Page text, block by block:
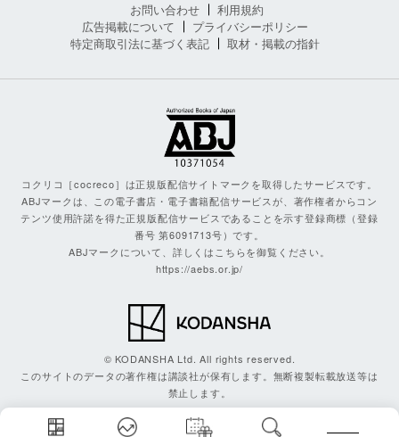
お問い合わせ
利用規約
広告掲載について
プライバシーポリシー
特定商取引法に基づく表記
取材・掲載の指針
コクリコ［cocreco］は正規版配信サイトマークを取得したサービスです。
ABJマークは、この電子書店・電子書籍配信サービスが、著作権者からコン
テンツ使用許諾を得た正規版配信サービスであることを示す登録商標（登録
番号 第6091713号）です。
ABJマークについて、詳しくはこちらを御覧ください。
https://aebs.or.jp/
© KODANSHA Ltd. All rights reserved.
このサイトのデータの著作権は講談社が保有します。無断複製転載放送等は
禁止します。